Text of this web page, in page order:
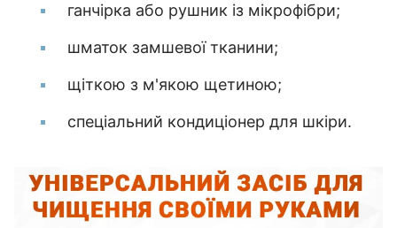
ганчірка або рушник із мікрофібри;
шматок замшевої тканини;
щіткою з м'якою щетиною;
спеціальний кондиціонер для шкіри.